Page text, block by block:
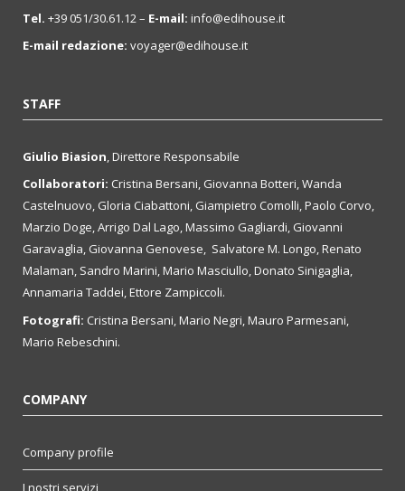
Tel. +39 051/30.61.12 – E-mail: info@edihouse.it
E-mail redazione: voyager@edihouse.it
STAFF
Giulio Biasion, Direttore Responsabile
Collaboratori: Cristina Bersani, Giovanna Botteri, Wanda
Castelnuovo, Gloria Ciabattoni, Giampietro Comolli, Paolo Corvo,
Marzio Doge, Arrigo Dal Lago, Massimo Gagliardi, Giovanni
Garavaglia, Giovanna Genovese, Salvatore M. Longo, Renato
Malaman, Sandro Marini, Mario Masciullo, Donato Sinigaglia,
Annamaria Taddei, Ettore Zampiccoli.
Fotografi: Cristina Bersani, Mario Negri, Mauro Parmesani,
Mario Rebeschini.
COMPANY
Company profile